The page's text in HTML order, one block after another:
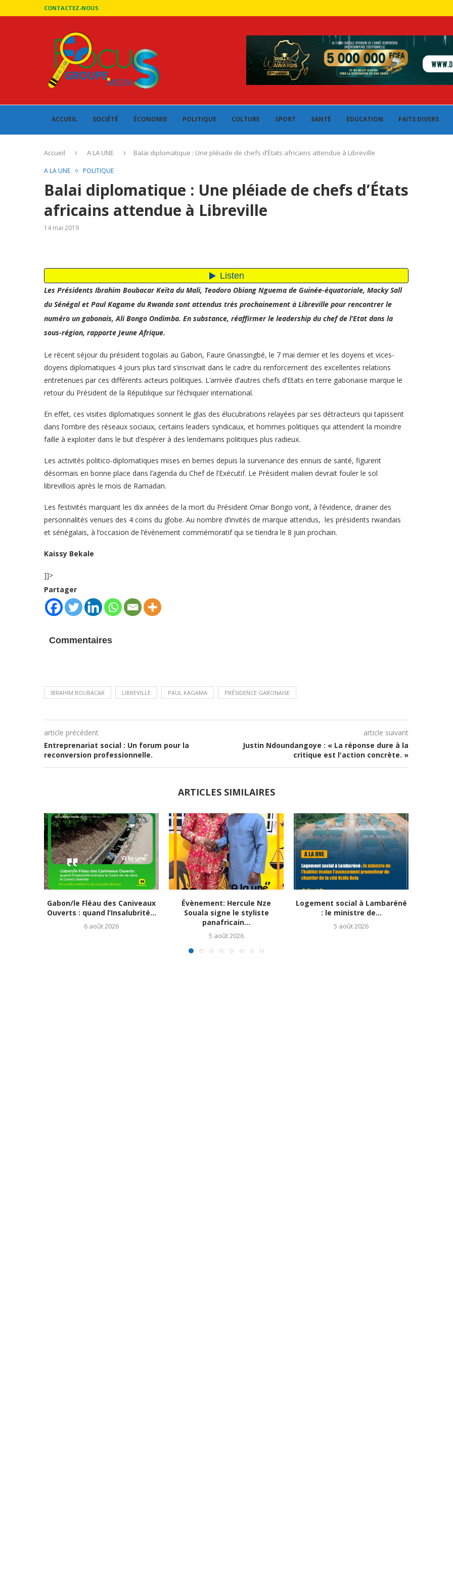
CONTACTEZ-NOUS
ACCUEIL SOCIÉTÉ ÉCONOMIE POLITIQUE CULTURE SPORT SANTÉ EDUCATION FAITS DIVERS
Accueil A LA UNE Balai diplomatique : Une pléiade de chefs d’États africains attendue à Libreville
A LA UNE POLITIQUE
Balai diplomatique : Une pléiade de chefs d’États
africains attendue à Libreville
14 mai 2019
Les Présidents Ibrahim Boubacar Keïta du Mali, Teodoro Obiang Nguema de Guinée-équatoriale, Macky Sall
du Sénégal et Paul Kagame du Rwanda sont attendus très prochainement à Libreville pour rencontrer le
numéro un gabonais, Ali Bongo Ondimba. En substance, réaffirmer le leadership du chef de l’Etat dans la
sous-région, rapporte Jeune Afrique.
Le récent séjour du président togolais au Gabon, Faure Gnassingbé, le 7 mai dernier et les doyens et vices-
doyens diplomatiques 4 jours plus tard s’inscrivait dans le cadre du renforcement des excellentes relations
entretenues par ces différents acteurs politiques. L’arrivée d’autres chefs d’Etats en terre gabonaise marque le
retour du Président de la République sur l’échiquier international.
En effet, ces visites diplomatiques sonnent le glas des élucubrations relayées par ses détracteurs qui tapissent
dans l’ombre des réseaux sociaux, certains leaders syndicaux, et hommes politiques qui attendent la moindre
faille à exploiter dans le but d’espérer à des lendemains politiques plus radieux.
Les activités politico-diplomatiques mises en bernes depuis la survenance des ennuis de santé, figurent
désormais en bonne place dans l’agenda du Chef de l’Exécutif. Le Président malien devrait fouler le sol
librevillois après le mois de Ramadan.
Les festivités marquant les dix années de la mort du Président Omar Bongo vont, à l’évidence, drainer des
personnalités venues des 4 coins du globe. Au nombre d’invités de marque attendus, les présidents rwandais
et sénégalais, à l’occasion de l’évènement commémoratif qui se tiendra le 8 juin prochain.
Kaissy Bekale
]]>
Partager
Commentaires
IBRAHIM BOUBACAR LIBREVILLE PAUL KAGAMA PRÉSIDENCE GABONAISE
article précédent
Entreprenariat social : Un forum pour la
reconversion professionnelle.
article suivant
Justin Ndoundangoye : « La réponse dure à la
critique est l'action concrète. »
ARTICLES SIMILAIRES
Gabon/le Fléau des Caniveaux
Ouverts : quand l’Insalubrité...
6 août 2026
Évènement: Hercule Nze
Souala signe le styliste
panafricain...
5 août 2026
Logement social à Lambaréné
: le ministre de...
5 août 2026